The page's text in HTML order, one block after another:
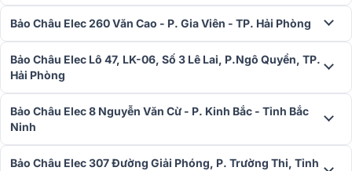
Trọng lượng: 7,4 kg
Ampli Denon PMA-600NE là dòng sản phẩm hot được Bảo Châu
Elec phân phối chính hãng cùng với nhiều ưu đãi hấp dẫn. Hãy
nhanh tay truy cập website baochauelec.com hoặc liên hệ với
chúng tôi theo số Hotline 1900 0255 để biết thêm thông tin chi tiết
hoặc sở hữu cho mình mẫu sản phẩm amply chất lượng cao.
Các công trình lắp đặt có sử dụng Amply Denon PMA 600NE
Bảo Châu Elec 260 Văn Cao - P. Gia Viên - TP. Hải Phòng
Bảo Châu Elec Lô 47, LK-06, Số 3 Lê Lai, P.Ngô Quyền, TP.
Hải Phòng
Bảo Châu Elec 8 Nguyễn Văn Cừ - P. Kinh Bắc - Tỉnh Bắc
Ninh
Bảo Châu Elec 307 Đường Giải Phóng, P. Trường Thi, Tỉnh